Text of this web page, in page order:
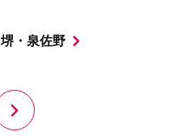
堺・泉佐野